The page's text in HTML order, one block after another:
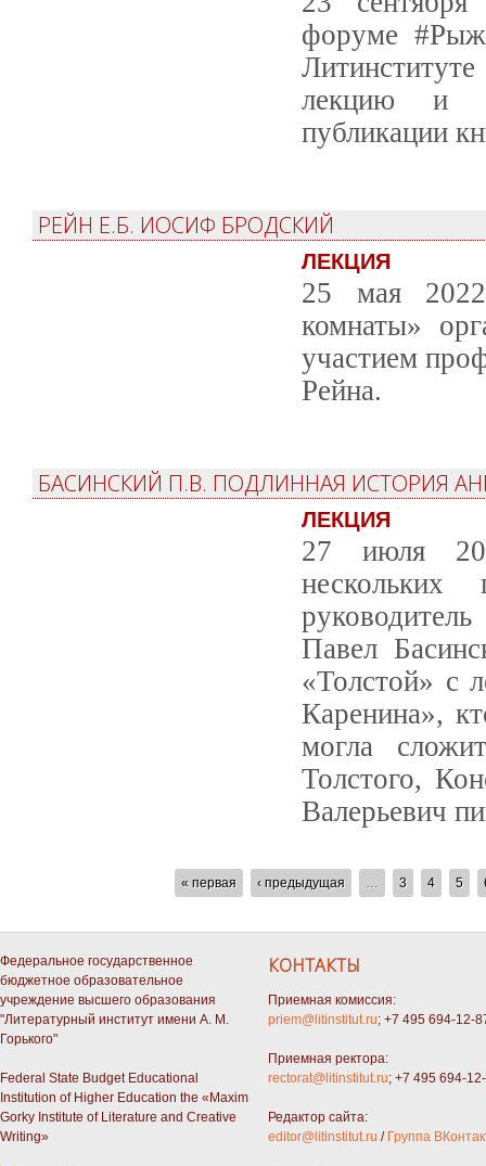
форуме
лекцию и
публикации
РЕЙН Е.Б. ИОСИФ БРОДСКИЙ
ЛЕКЦИЯ
25 мая
комнаты»
участием
Рейна.
БАСИНСКИЙ П.В. ПОДЛИННАЯ ИСТОРИЯ
ЛЕКЦИЯ
27 июля
Павел
«Толстой» с
Каренина»,
могла
Толстого,
Валерьевич
« первая ‹ предыдущая 3 4 5
Федеральное государственное
бюджетное образовательное
учреждение высшего образования
"Литературный институт имени А. М.
Горького"
Federal State Budget Educational
Institution of Higher Education the «Maxim
Gorky Institute of Literature and Creative
Writing»
КОНТАКТЫ
Приемная комиссия:
priem@litinstitut.ru; +7 495 694-12-
Приемная ректора:
rectorat@litinstitut.ru; +7 495 694-
Редактор сайта:
editor@litinstitut.ru / Группа